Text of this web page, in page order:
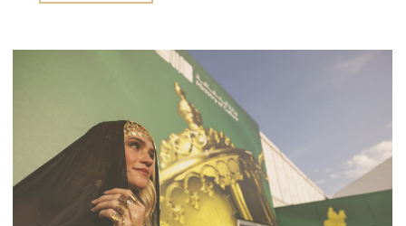
Malchow,
de
Brasserie
Mollard,
la
passion
de
la